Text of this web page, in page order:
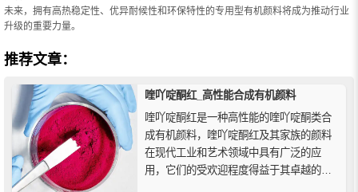
未来，拥有高热稳定性、优异耐候性和环保特性的专用型有机颜料将成为推动行业
升级的重要力量。
推荐文章：
喹吖啶酮红_高性能合成有机颜料
喹吖啶酮红是一种高性能的喹吖啶酮类合
成有机颜料，喹吖啶酮红及其家族的颜料
在现代工业和艺术领域中具有广泛的应
用，它们的受欢迎程度得益于其卓越的性